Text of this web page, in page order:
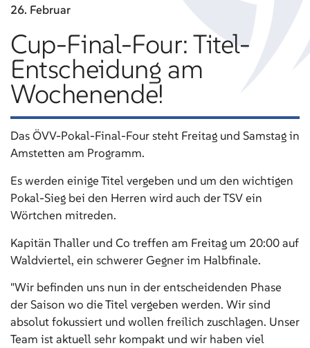
26. Februar
Cup-Final-Four: Titel-
Entscheidung am
Wochenende!
Das ÖVV-Pokal-Final-Four steht Freitag und Samstag in
Amstetten am Programm.
Es werden einige Titel vergeben und um den wichtigen
Pokal-Sieg bei den Herren wird auch der TSV ein
Wörtchen mitreden.
Kapitän Thaller und Co treffen am Freitag um 20:00 auf
Waldviertel, ein schwerer Gegner im Halbfinale.
"Wir befinden uns nun in der entscheidenden Phase
der Saison wo die Titel vergeben werden. Wir sind
absolut fokussiert und wollen freilich zuschlagen. Unser
Team ist aktuell sehr kompakt und wir haben viel